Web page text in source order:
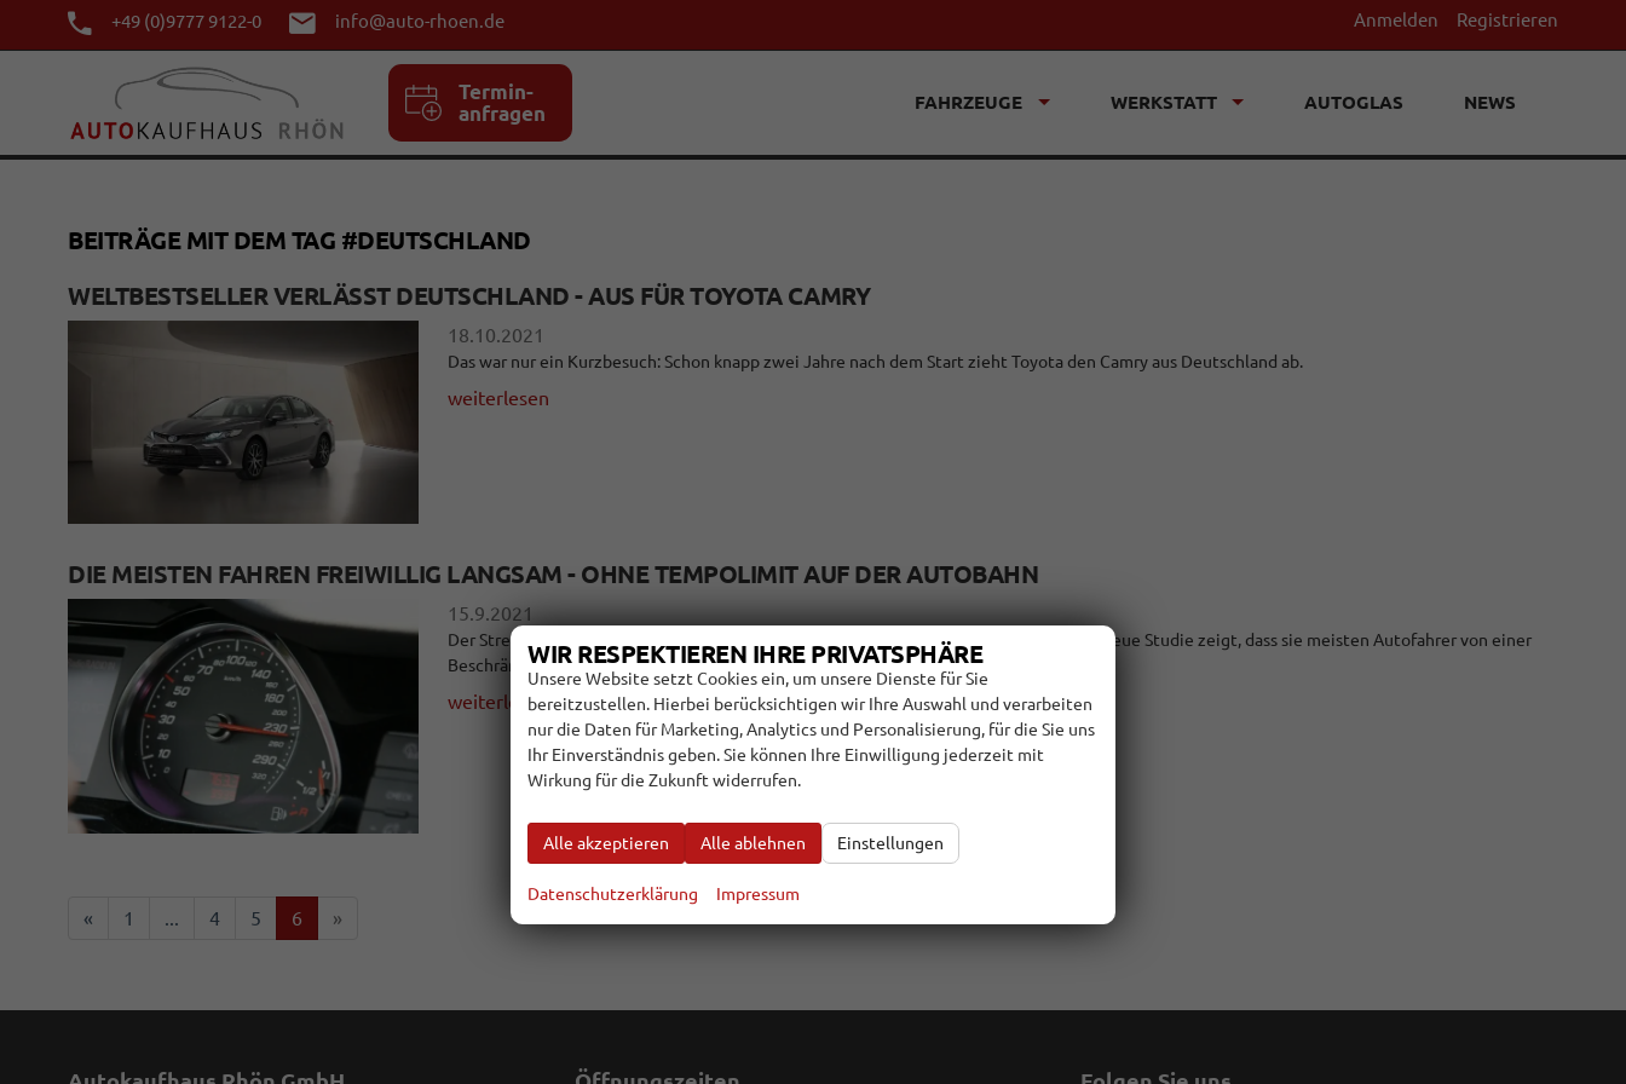
+49 (0)9777 9122-0 info@auto-rhoen.de Anmelden Registrieren
Termin-
anfragen
FAHRZEUGE WERKSTATT AUTOGLAS NEWS
BEITRÄGE MIT DEM TAG #DEUTSCHLAND
WELTBESTSELLER VERLÄSST DEUTSCHLAND - AUS FÜR TOYOTA CAMRY
18.10.2021
Das war nur ein Kurzbesuch: Schon knapp zwei Jahre nach dem Start zieht Toyota den Camry aus Deutschland ab.
weiterlesen
DIE MEISTEN FAHREN FREIWILLIG LANGSAM - OHNE TEMPOLIMIT AUF DER AUTOBAHN
15.9.2021
Der Streit ums Tempolimit auf deutschen Autobahnen schwelt seit Jahrzehnten. Eine neue Studie zeigt, dass sie meisten Autofahrer von einer
Beschränkung kaum betroffen wären.
weiterlesen
« 1 ... 4 5 6 »
WIR RESPEKTIEREN IHRE PRIVATSPHÄRE
Unsere Website setzt Cookies ein, um unsere Dienste für Sie
bereitzustellen. Hierbei berücksichtigen wir Ihre Auswahl und verarbeiten
nur die Daten für Marketing, Analytics und Personalisierung, für die Sie uns
Ihr Einverständnis geben. Sie können Ihre Einwilligung jederzeit mit
Wirkung für die Zukunft widerrufen.
Alle akzeptieren Alle ablehnen Einstellungen
Datenschutzerklärung Impressum